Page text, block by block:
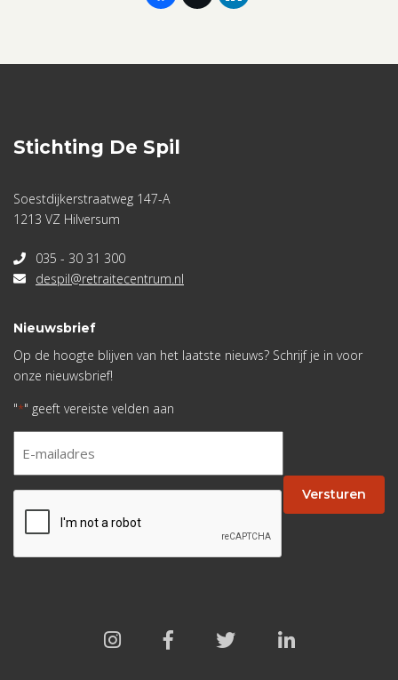
Stichting De Spil
Soestdijkerstraatweg 147-A
1213 VZ Hilversum
035 - 30 31 300
despil@retraitecentrum.nl
Nieuwsbrief
Op de hoogte blijven van het laatste nieuws? Schrijf je in voor
onze nieuwsbrief!
"*" geeft vereiste velden aan
* Versturen